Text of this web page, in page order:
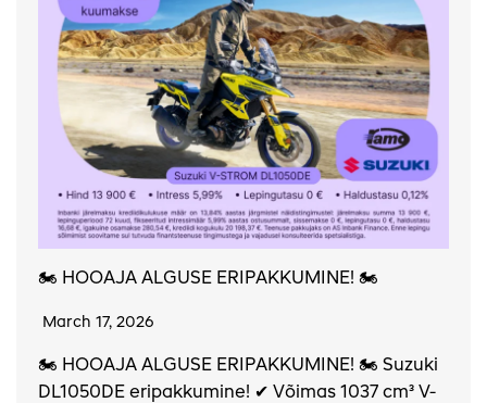
🏍️ HOOAJA ALGUSE ERIPAKKUMINE! 🏍️
March 17, 2026
🏍️ HOOAJA ALGUSE ERIPAKKUMINE! 🏍️ Suzuki
DL1050DE eripakkumine! ✔ Võimas 1037 cm³ V-